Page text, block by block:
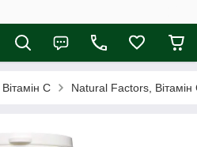
Вітамін С Natural Factors, Вітамін